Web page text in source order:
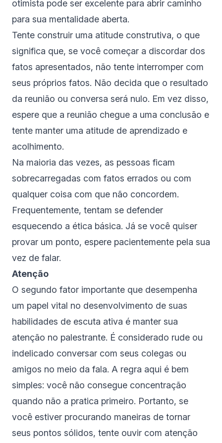
otimista pode ser excelente para abrir caminho
para sua mentalidade aberta.
Tente construir uma atitude construtiva, o que
significa que, se você começar a discordar dos
fatos apresentados, não tente interromper com
seus próprios fatos. Não decida que o resultado
da reunião ou conversa será nulo. Em vez disso,
espere que a reunião chegue a uma conclusão e
tente manter uma atitude de aprendizado e
acolhimento.
Na maioria das vezes, as pessoas ficam
sobrecarregadas com fatos errados ou com
qualquer coisa com que não concordem.
Frequentemente, tentam se defender
esquecendo a ética básica. Já se você quiser
provar um ponto, espere pacientemente pela sua
vez de falar.
Atenção
O segundo fator importante que desempenha
um papel vital no desenvolvimento de suas
habilidades de escuta ativa é manter sua
atenção no palestrante. É considerado rude ou
indelicado conversar com seus colegas ou
amigos no meio da fala. A regra aqui é bem
simples: você não consegue concentração
quando não a pratica primeiro. Portanto, se
você estiver procurando maneiras de tornar
seus pontos sólidos, tente ouvir com atenção